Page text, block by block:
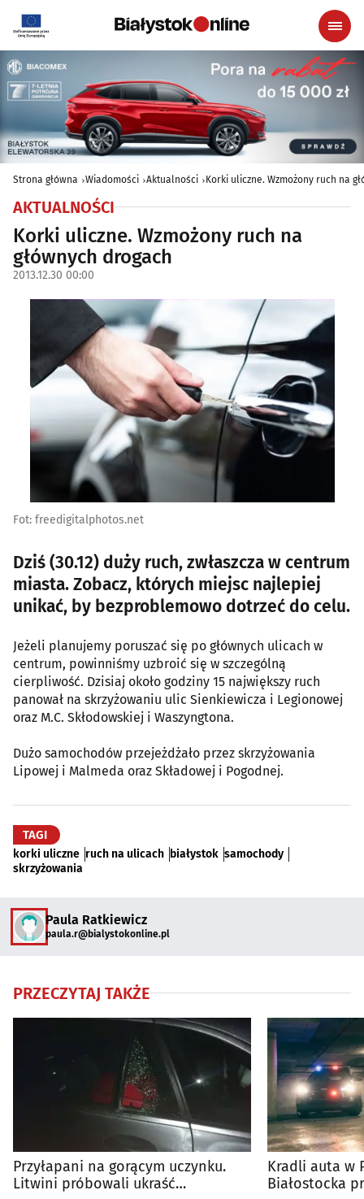
Strona główna Wiadomości Aktualności Korki uliczne. Wzmożony ruch na
AKTUALNOŚCI
Korki uliczne. Wzmożony ruch na
głównych drogach
2013.12.30 00:00
Fot: freedigitalphotos.net
Dziś (30.12) duży ruch, zwłaszcza w centrum
miasta. Zobacz, których miejsc najlepiej
unikać, by bezproblemowo dotrzeć do celu.
Jeżeli planujemy poruszać się po głównych ulicach w
centrum, powinniśmy uzbroić się w szczególną
cierpliwość. Dzisiaj około godziny 15 największy ruch
panował na skrzyżowaniu ulic Sienkiewicza i Legionowej
oraz M.C. Skłodowskiej i Waszyngtona.
Dużo samochodów przejeżdżało przez skrzyżowania
Lipowej i Malmeda oraz Składowej i Pogodnej.
TAGI
korki uliczne ruch na ulicach białystok samochody
skrzyżowania
Paula Ratkiewicz
paula.r@bialystokonline.pl
PRZECZYTAJ TAKŻE
Przyłapani na gorącym uczynku.
Litwini próbowali ukraść
Kradli auta w
Białostocka